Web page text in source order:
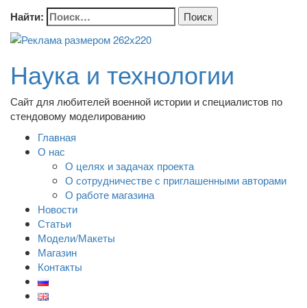
Найти:
Наука и технологии
Сайт для любителей военной истории и специалистов по
стендовому моделированию
Главная
О нас
О целях и задачах проекта
О сотрудничестве с приглашенными авторами
О работе магазина
Новости
Статьи
Модели/Макеты
Магазин
Контакты